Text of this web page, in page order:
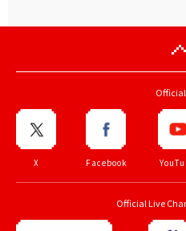
Official
X Facebook
Official Live